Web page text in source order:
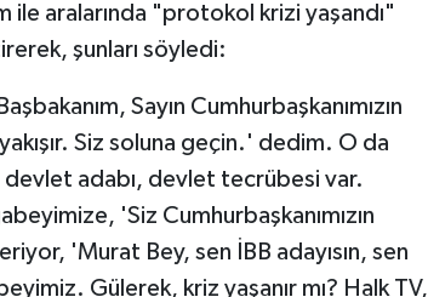
ile aralarında "protokol krizi yaşandı"
şunları söyledi:
Sayın Cumhurbaşkanımızın
Siz soluna geçin.' dedim. O da
adabı, devlet tecrübesi var.
'Siz Cumhurbaşkanımızın
'Murat Bey, sen İBB adayısın, sen
Gülerek, kriz yaşanır mı? Halk TV,